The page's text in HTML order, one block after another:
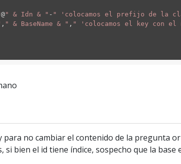
@" & Idn & " - " 'colocamos el prefijo de la
, " & BaseName & " , " 'colocamos el key con el
para no cambiar el contenido de la pregunta
si bien el id tiene índice, sospecho que la base